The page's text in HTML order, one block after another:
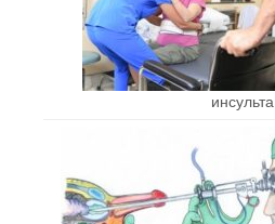
инсульта